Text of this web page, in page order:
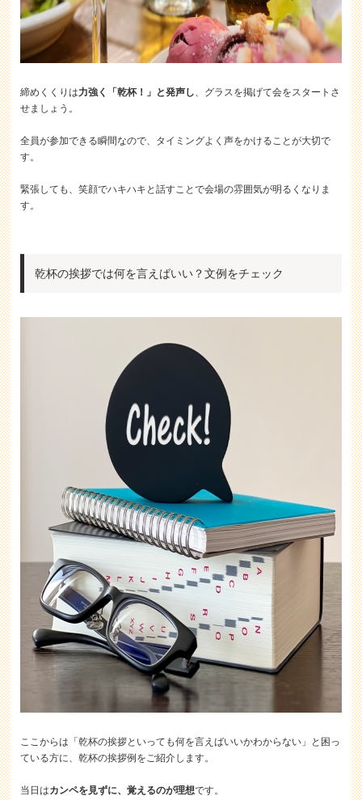
締めくくりは力強く「乾杯！」と発声し、グラスを掲げて会をスタートさ
せましょう。
全員が参加できる瞬間なので、タイミングよく声をかけることが大切で
す。
緊張しても、笑顔でハキハキと話すことで会場の雰囲気が明るくなりま
す。
乾杯の挨拶では何を言えばいい？文例をチェック
ここからは「乾杯の挨拶といっても何を言えばいいかわからない」と困っ
ている方に、乾杯の挨拶例をご紹介します。
当日はカンペを見ずに、覚えるのが理想です。